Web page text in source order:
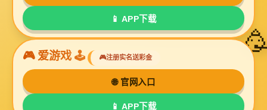
检测设备
所属分类：检测设备